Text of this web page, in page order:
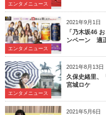
エンタメニュース
2021年9月1日
エンタメニュース
「乃木坂46
ンペーン 適
2021年8月13日
エンタメニュース
久保史緒里、
宮城ロケ
2021年5月6日